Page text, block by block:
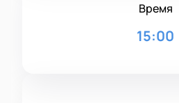
Время
15:00